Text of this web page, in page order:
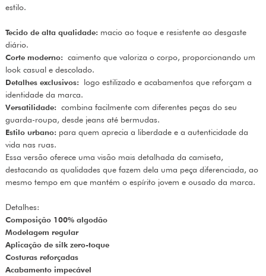
estilo.
Tecido de alta qualidade: macio ao toque e resistente ao desgaste
diário.
Corte moderno: caimento que valoriza o corpo, proporcionando um
look casual e descolado.
Detalhes exclusivos: logo estilizado e acabamentos que reforçam a
identidade da marca.
Versatilidade: combina facilmente com diferentes peças do seu
guarda-roupa, desde jeans até bermudas.
Estilo urbano: para quem aprecia a liberdade e a autenticidade da
vida nas ruas.
Essa versão oferece uma visão mais detalhada da camiseta,
destacando as qualidades que fazem dela uma peça diferenciada, ao
mesmo tempo em que mantém o espírito jovem e ousado da marca.
Detalhes:
Composição 100% algodão
Modelagem regular
Aplicação de silk zero-toque
Costuras reforçadas
Acabamento impecável